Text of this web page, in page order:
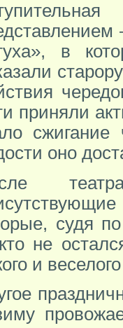
в
приняли
оно
судя
не
и